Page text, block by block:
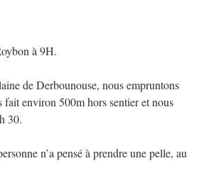
à 9H.
de Derbounouse, nous empruntons
environ 500m hors sentier et nous
30.
n’a pensé à prendre une pelle, au